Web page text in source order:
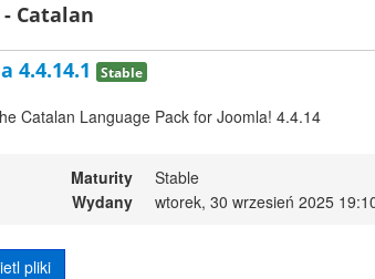
- Catalan
4.4.14.1 Stable
Catalan Language Pack for Joomla! 4.4.14
Maturity
Stable
Wydany
wtorek, 30 wrzesień 2025
pliki